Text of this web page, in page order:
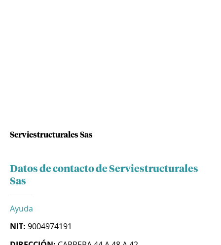
Serviestructurales Sas
Datos de contacto de Serviestructurales
Sas
Ayuda
NIT: 9004974191